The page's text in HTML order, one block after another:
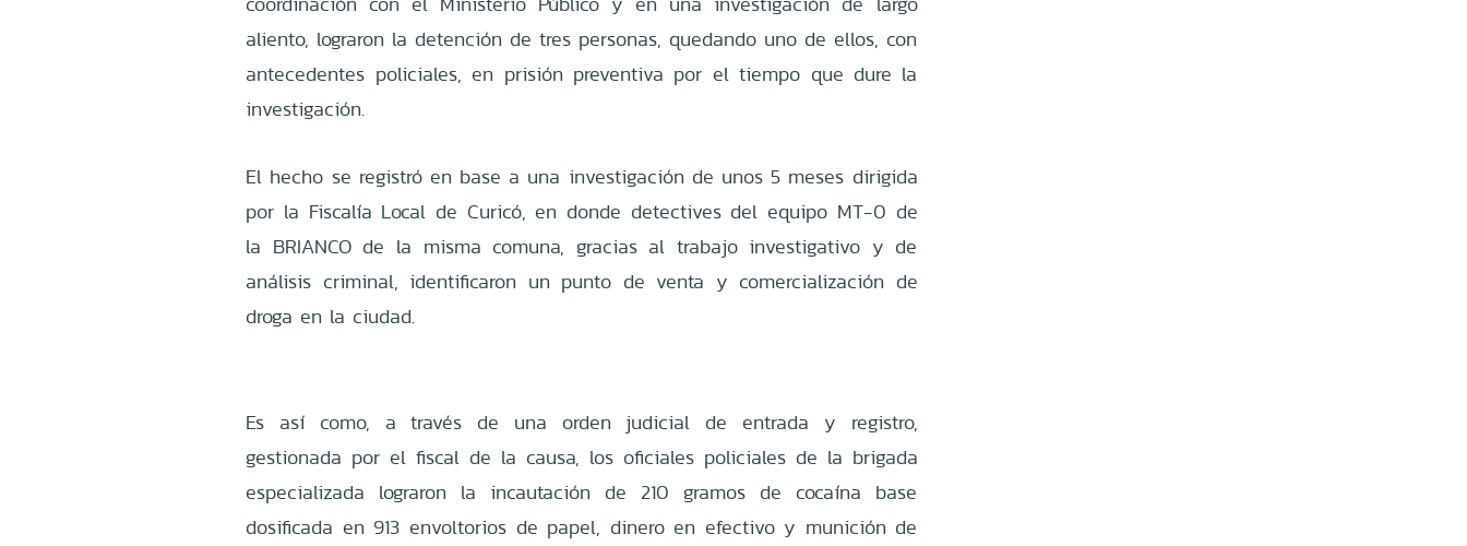
aliento, lograron la detención de tres personas, quedando uno de ellos, con
antecedentes policiales, en prisión preventiva por el tiempo que dure la
investigación.
El hecho se registró en base a una investigación de unos 5 meses dirigida
por la Fiscalía Local de Curicó, en donde detectives del equipo MT-0 de
la BRIANCO de la misma comuna, gracias al trabajo investigativo y de
análisis criminal, identificaron un punto de venta y comercialización de
droga en la ciudad.
Es así como, a través de una orden judicial de entrada y registro,
gestionada por el fiscal de la causa, los oficiales policiales de la brigada
especializada lograron la incautación de 210 gramos de cocaína base
dosificada en 913 envoltorios de papel, dinero en efectivo y munición de